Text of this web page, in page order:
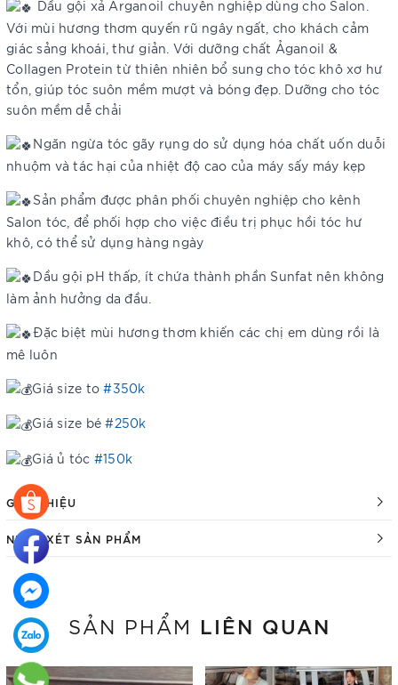
Dầu gội xả Arganoil chuyên nghiệp dùng cho Salon.
Với mùi hương thơm quyến rũ ngây ngất, cho khách cảm
giác sảng khoái, thư giản. Với dưỡng chất Ảganoil &
Collagen Protein từ thiên nhiên bổ sung cho tóc khô xơ hư
tổn, giúp tóc suôn mềm mượt và bóng đẹp. Dưỡng cho tóc
suôn mềm dễ chải
Ngăn ngừa tóc gãy rụng do sử dụng hóa chất uốn duỗi
nhuộm và tác hại của nhiệt độ cao của máy sấy máy kẹp
Sản phẩm được phân phối chuyên nghiệp cho kênh
Salon tóc, để phối hợp cho việc điều trị phục hồi tóc hư
khô, có thể sử dụng hàng ngày
Dầu gội pH thấp, ít chứa thành phần Sunfat nên không
làm ảnh hưởng da đầu.
Đặc biệt mùi hương thơm khiến các chị em dùng rồi là
mê luôn
Giá size to#350k
Giá size bé#250k
Giá ủ tóc #150k
GIỚI THIỆU
NHẬN XÉT SẢN PHẨM
SẢN PHẨM LIÊN QUAN